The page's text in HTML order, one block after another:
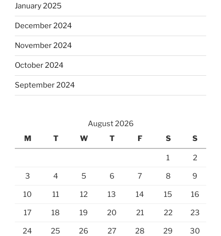
January 2025
December 2024
November 2024
October 2024
September 2024
August 2026
M
T W T F S S
1 2
3 4 5 6 7 8 9
10 11 12 13 14 15 16
17 18 19 20 21 22 23
24 25 26 27 28 29 30